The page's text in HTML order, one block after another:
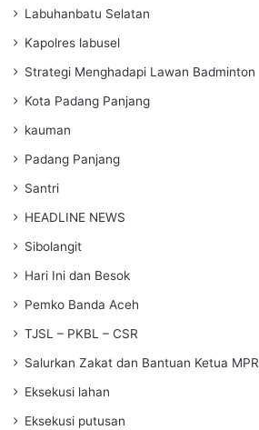
Labuhanbatu Selatan
Kapolres labusel
Strategi Menghadapi Lawan Badminton
Kota Padang Panjang
kauman
Padang Panjang
Santri
HEADLINE NEWS
Sibolangit
Hari Ini dan Besok
Pemko Banda Aceh
TJSL – PKBL – CSR
Salurkan Zakat dan Bantuan Ketua MPR
Eksekusi lahan
Eksekusi putusan